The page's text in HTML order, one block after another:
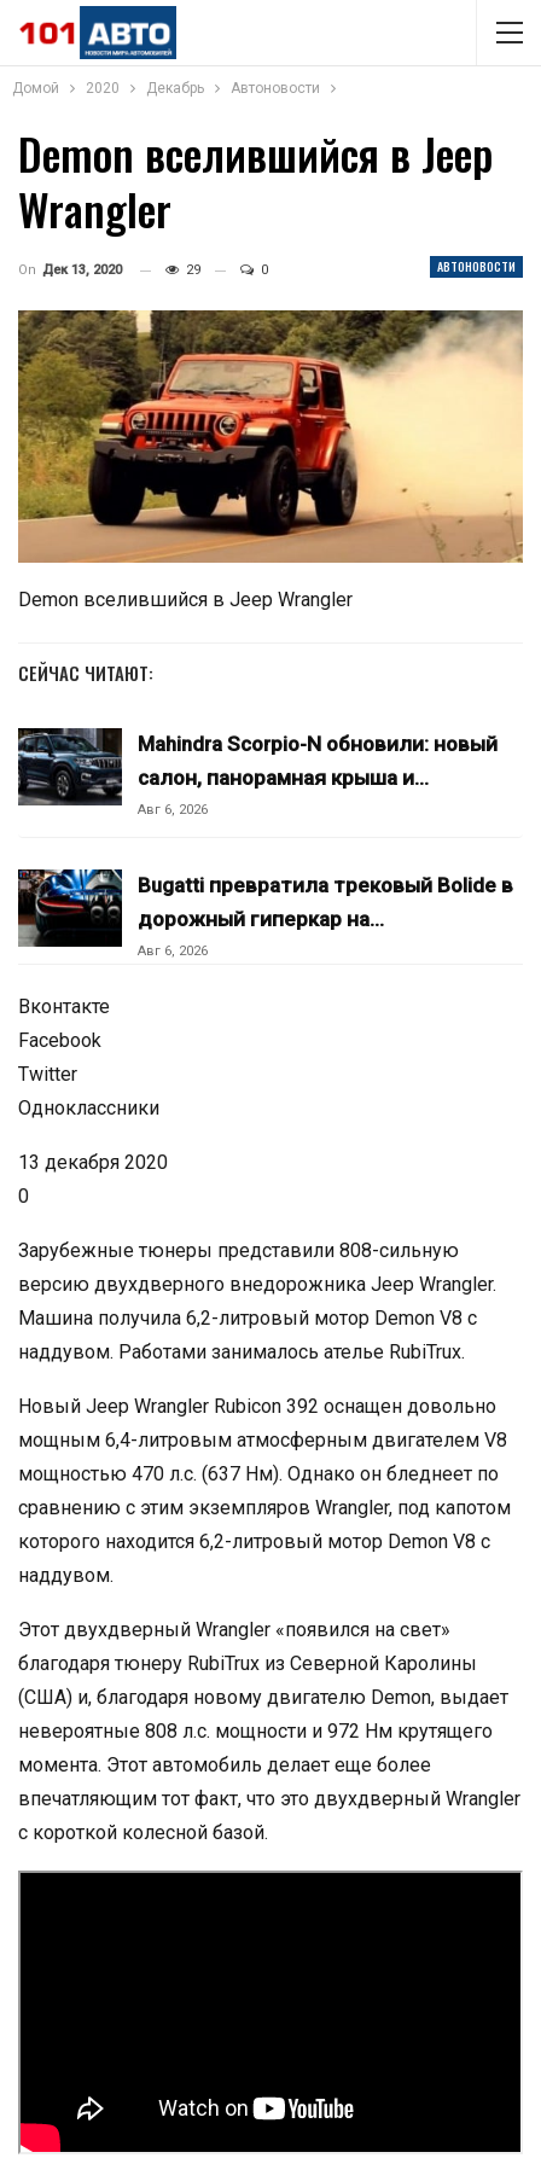
Домой 2020 Декабрь Автоновости
Demon вселившийся в Jeep
Wrangler
АВТОНОВОСТИ
On Дек 13, 2020 29 0
Demon вселившийся в Jeep Wrangler
СЕЙЧАС ЧИТАЮТ:
Mahindra Scorpio-N обновили: новый
салон, панорамная крыша и…
Авг 6, 2026
Bugatti превратила трековый Bolide в
дорожный гиперкар на…
Авг 6, 2026
Вконтакте
Facebook
Twitter
Одноклассники
13 декабря 2020
0
Зарубежные тюнеры представили 808-сильную
версию двухдверного внедорожника Jeep Wrangler.
Машина получила 6,2-литровый мотор Demon V8 с
наддувом. Работами занималось ателье RubiTrux.
Новый Jeep Wrangler Rubicon 392 оснащен довольно
мощным 6,4-литровым атмосферным двигателем V8
мощностью 470 л.с. (637 Нм). Однако он бледнеет по
сравнению с этим экземпляров Wrangler, под капотом
которого находится 6,2-литровый мотор Demon V8 с
наддувом.
Этот двухдверный Wrangler «появился на свет»
благодаря тюнеру RubiTrux из Северной Каролины
(США) и, благодаря новому двигателю Demon, выдает
невероятные 808 л.с. мощности и 972 Нм крутящего
момента. Этот автомобиль делает еще более
впечатляющим тот факт, что это двухдверный Wrangler
с короткой колесной базой.